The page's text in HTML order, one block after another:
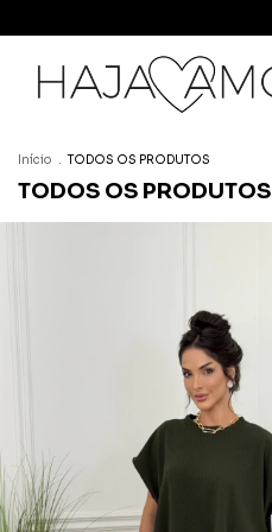
Início . TODOS OS PRODUTOS
TODOS OS PRODUTOS